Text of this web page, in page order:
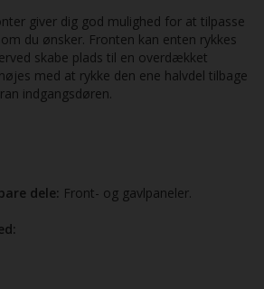
giver dig god mulighed for at tilpasse
du ønsker. Fronten kan enten rykkes
skabe plads til en overdækket
med at rykke den ene halvdel tilbage
indgangsdøren.
dele: Front- og gavlpaneler.